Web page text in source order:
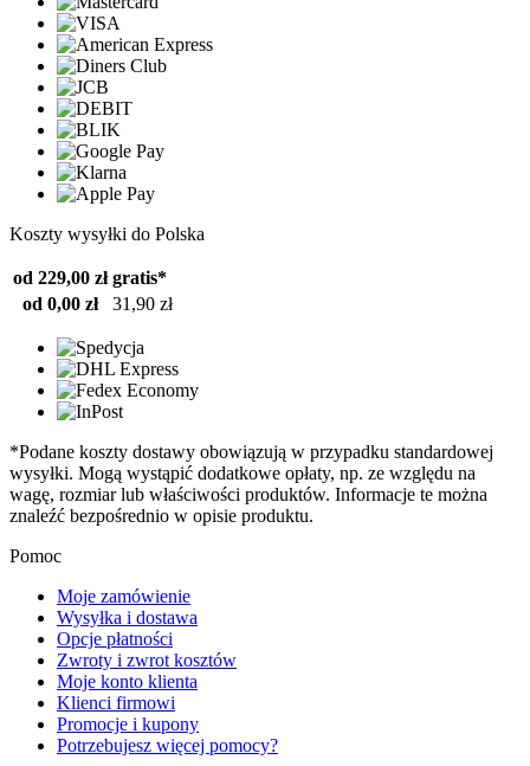
Koszty wysyłki do Polska
od 229,00 zł gratis*
od 0,00 zł
31,90 zł
*Podane koszty dostawy obowiązują w przypadku standardowej
wysyłki. Mogą wystąpić dodatkowe opłaty, np. ze względu na
wagę, rozmiar lub właściwości produktów. Informacje te można
znaleźć bezpośrednio w opisie produktu.
Pomoc
Moje zamówienie
Wysyłka i dostawa
Opcje płatności
Zwroty i zwrot kosztów
Moje konto klienta
Klienci firmowi
Promocje i kupony
Potrzebujesz więcej pomocy?